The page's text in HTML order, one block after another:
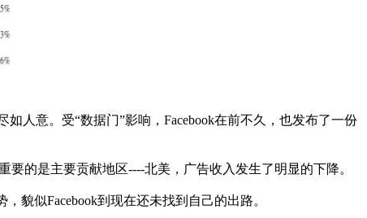
人意。受“数据门”影响，Facebook在前不久，也发布了一份
的是主要贡献地区----北美，广告收入发生了明显的下降。
貌似Facebook到现在还未找到自己的出路。